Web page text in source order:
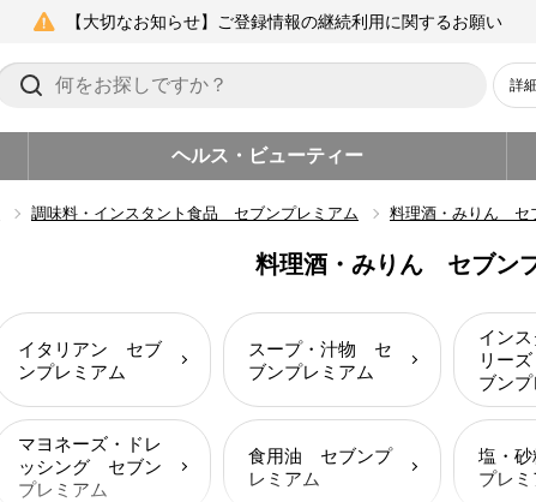
【大切なお知らせ】ご登録情報の継続利用に関するお願い
詳
ヘルス・ビューティー
調味料・インスタント食品 セブンプレミアム 料理酒・みりん セ
料理酒・みりん セブン
イタリアン セブ
ンプレミアム
スープ・汁物 セ
ブンプレミアム
イン
リー
ブン
マヨネーズ・ドレ
ッシング セブン
プレミアム
食用油 セブンプ
レミアム
塩・
プレ